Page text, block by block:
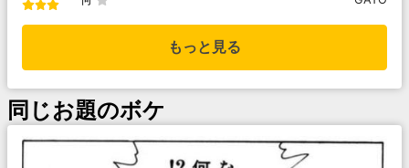
もっと見る
同じお題のボケ